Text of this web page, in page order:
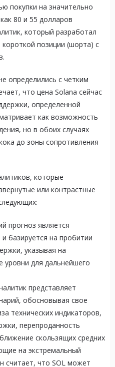
покупки на значительно
80 и 55 долларов
который разработал
позиции (шорта) с
определились с четким
что цена Solana сейчас
определенной
как возможность
но в обоих случаях
до зоны сопротивления
которые
или контрастные
прогноз является
базируется на пробитии
указывая на
уровни для дальнейшего
представляет
обосновывая свое
технических индикаторов,
перепроданность
скользящих средних
на экстремальный
считает, что SOL может